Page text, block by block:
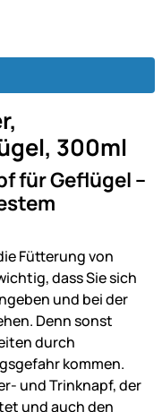
300ml
für Geflügel –
Fütterung von
dass Sie sich
und bei der
Denn sonst
durch
kommen.
und Trinknapf, der
und auch den